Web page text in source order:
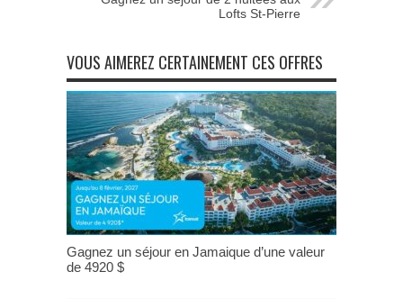
Lofts St-Pierre
VOUS AIMEREZ CERTAINEMENT CES OFFRES
Gagnez un séjour en Jamaique d’une valeur
de 4920 $